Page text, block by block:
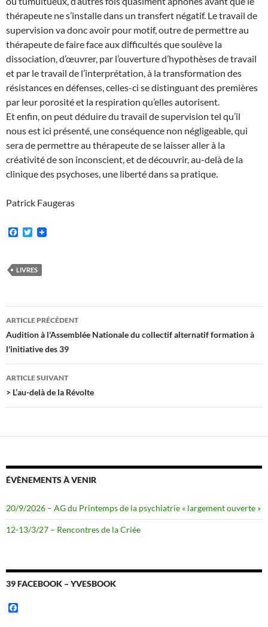
thérapeute ne s’installe dans un transfert négatif. Le travail de
supervision va donc avoir pour motif, outre de permettre au
thérapeute de faire face aux difficultés que soulève la
dissociation, d’œuvrer, par l’ouverture d’hypothèses de travail
et par le travail de l’interprétation, à la transformation des
résistances en défenses, celles-ci se distinguant des premières
par leur porosité et la respiration qu’elles autorisent.
Et enfin, on peut déduire du travail de supervision tel qu’il
nous est ici présenté, une conséquence non négligeable, qui
sera de permettre au thérapeute de se laisser aller à la
créativité de son inconscient, et de découvrir, au-delà de la
clinique des psychoses, une liberté dans sa pratique.
Patrick Faugeras
F
b
o
T
t
e
LIVRES
Navigation
des
articles
ARTICLE PRÉCÉDENT
Audition à l'Assemblée Nationale du collectif alternatif formation à
l'initiative des 39
ARTICLE SUIVANT
> L’au-delà de la Révolte
ÉVÈNEMENTS À VENIR
20/9/2026 – AG du Printemps de la psychiatrie « largement ouverte »
12-13/3/27 – Rencontres de la Criée
39 FACEBOOK – YVESBOOK